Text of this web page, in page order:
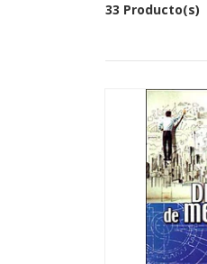
33 Producto(s)